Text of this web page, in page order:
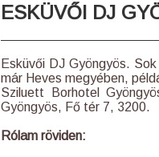
ESKÜVŐI DJ
Esküvői DJ Gyöngyös.
már Heves megyében,
Sziluett Borhotel
Gyöngyös, Fő tér 7, 3200.
Rólam röviden: